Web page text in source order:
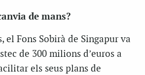
de mans?
el Fons Sobirà de Singapur va
de 300 milions d’euros a
els seus plans de